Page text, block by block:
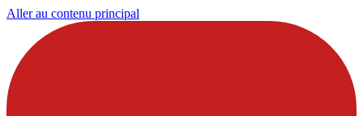
Aller au contenu principal